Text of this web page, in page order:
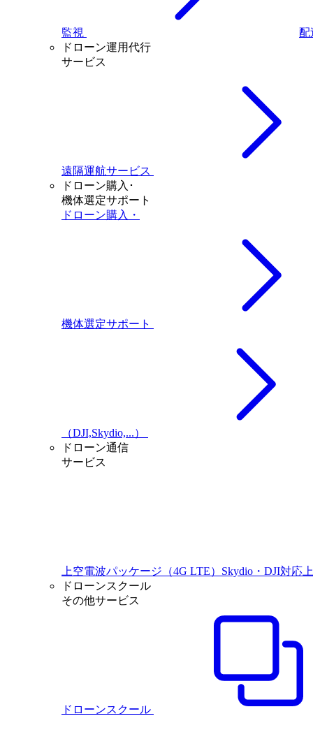
監視 配
ドローン運用代行
サービス
遠隔運航サービス
ドローン購入･
機体選定サポート
ドローン購入・
機体選定サポート
（DJI,Skydio,...）
ドローン通信
サービス
上空電波パッケージ（4G LTE）Skydio・DJI対応
ドローンスクール
その他サービス
ドローンスクール